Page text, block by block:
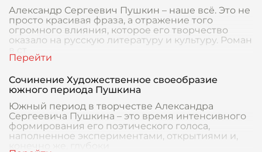
Александр Сергеевич Пушкин – наше всё. Это не
просто красивая фраза, а отражение того
огромного влияния, которое его творчество
оказало на русскую литературу и культуру. Роман
Сочинение Художественное своеобразие
южного периода Пушкина
Южный период в творчестве Александра
Сергеевича Пушкина – это время интенсивного
формирования его поэтического голоса,
наполненное экспериментами, открытиями и,
конечно же, глубоки